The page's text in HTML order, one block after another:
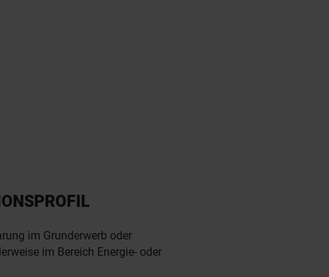
im Grunderwerb oder
im Bereich Energie- oder